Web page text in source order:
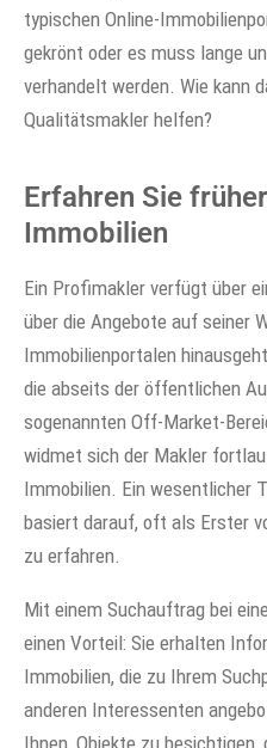
typischen Online-
gekrönt oder es muss lange
verhandelt werden. Wie kann
Qualitätsmakler helfen?
Erfahren Sie
Immobilien
Ein Profimakler verfügt über
über die Angebote auf seiner
Immobilienportalen
die abseits der öffentlichen
sogenannten Off-Market-
widmet sich der Makler
Immobilien. Ein wesentlicher
basiert darauf, oft als Erster
zu erfahren.
Mit einem Suchauftrag bei
einen Vorteil: Sie erhalten
Immobilien, die zu Ihrem
anderen Interessenten